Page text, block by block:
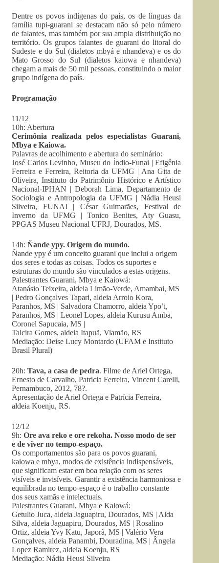
Dentre os povos indígenas do país, os de línguas da
família tupi-guarani se destacam não só pelo número
de falantes, mas também por sua ampla distribuição no
território. Os grupos falantes de guarani do litoral do
Sudeste e do Sul (dialetos mbyá e nhandeva) e os do
Mato Grosso do Sul (dialetos kaiowa e nhandeva)
chegam a mais de 50 mil pessoas, constituindo o maior
grupo indígena do país.
Programação
11/12
10h: Abertura
Cerimônia realizada pelos especialistas Guarani,
Mbya e Kaiowa.
Palavras de acolhimento e abertura do seminário:
José Carlos Levinho, Museu do Índio-Funai | Efigênia
Ferreira e Ferreira, Reitoria da UFMG | Ana Gita de
Oliveira, Instituto do Patrimônio Histórico e Artístico
Nacional-IPHAN | Deborah Lima, Departamento de
Sociologia e Antropologia da UFMG | Nádia Heusi
Silveira, FUNAI | César Guimarães, Festival de
Inverno da UFMG | Tonico Benites, Aty Guasu,
PPGAS Museu Nacional UFRJ, Dourados, MS.
14h: Ñande ypy. Origem do mundo.
Ñande ypy é um conceito guarani que inclui a origem
dos seres e todas as coisas. Todos os suportes e
estruturas do mundo são vinculados a estas origens.
Palestrantes Guarani, Mbya e Kaiowá:
Atanásio Teixeira, aldeia Limão-Verde, Amambai, MS
| Pedro Gonçalves Tapari, aldeia Arroio Kora,
Paranhos, MS | Salvadora Chamorro, aldeia Ypo’i,
Paranhos, MS | Leonel Lopes, aldeia Kurusu Amba,
Coronel Sapucaia, MS |
Talcira Gomes, aldeia Itapuã, Viamão, RS
Mediação: Deise Lucy Montardo (UFAM e Instituto
Brasil Plural)
20h: Tava, a casa de pedra. Filme de Ariel Ortega,
Ernesto de Carvalho, Patricia Ferreira, Vincent Carelli,
Pernambuco, 2012, 78?.
Apresentação de Ariel Ortega e Patrícia Ferreira,
aldeia Koenju, RS.
12/12
9h: Ore ava reko e ore rekoha. Nosso modo de ser
e de viver no tempo-espaço.
Os comportamentos são para os povos guarani,
kaiowa e mbya, modos de existência indispensáveis,
que significam estar em boa relação com os seres
visíveis e invisíveis. Garantir a existência harmoniosa e
equilibrada no tempo-espaço é o trabalho constante
dos seus xamãs e intelectuais.
Palestrantes Guarani, Mbya e Kaiowá:
Getulio Juca, aldeia Jaguapiru, Dourados, MS | Alda
Silva, aldeia Jaguapiru, Dourados, MS | Rosalino
Ortiz, aldeia Yvy Katu, Japorã, MS | Valério Vera
Gonçalves, aldeia Panambi, Douradina, MS | Ângela
Lopez Ramirez, aldeia Koenju, RS
Mediação: Nádia Heusi Silveira